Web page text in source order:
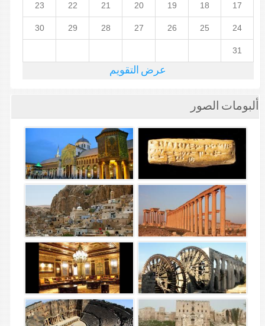
17
18
19
20
21
22
23
24
25
26
27
28
29
30
31
عرض التقويم
ألبومات الصور